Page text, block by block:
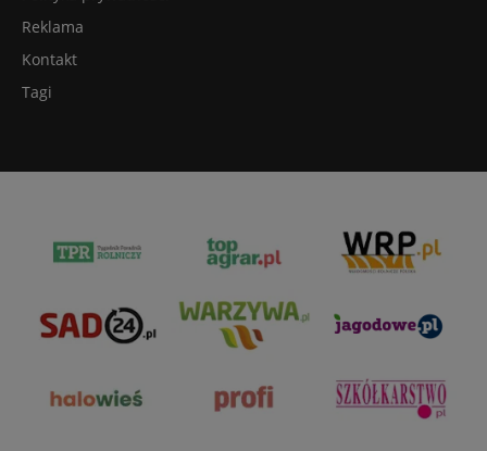
Reklama
Kontakt
Tagi